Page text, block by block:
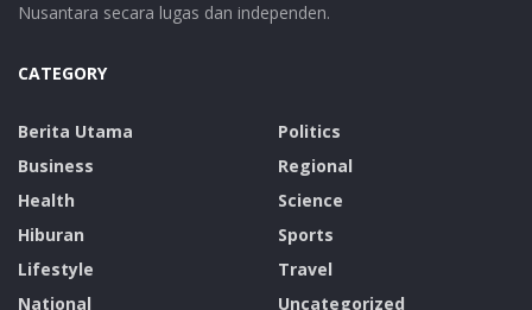
Nusantara secara lugas dan independen.
CATEGORY
Berita Utama
Business
Health
Hiburan
Lifestyle
National
Politics
Regional
Science
Sports
Travel
Uncategorized